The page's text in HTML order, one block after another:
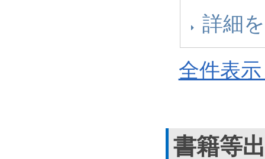
詳細
全件表
書籍等